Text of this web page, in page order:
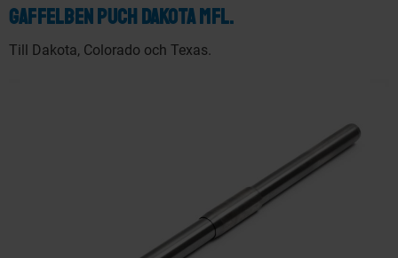
ETH01m
Solglasögon 5 pack
Gaffelben Puch Dakota mfl.
Till Dakota, Colorado och Texas.